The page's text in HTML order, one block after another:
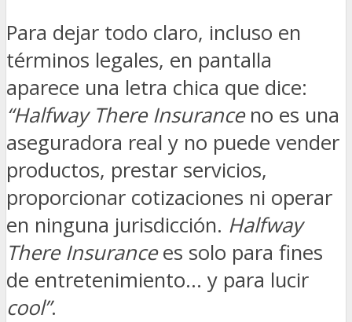
Para dejar todo claro, incluso en
términos legales, en pantalla
aparece una letra chica que dice:
“Halfway There Insuranceno es una
aseguradora real y no puede vender
productos, prestar servicios,
proporcionar cotizaciones ni operar
en ninguna jurisdicción. Halfway
There Insurancees solo para fines
de entretenimiento… y para lucir
cool”.